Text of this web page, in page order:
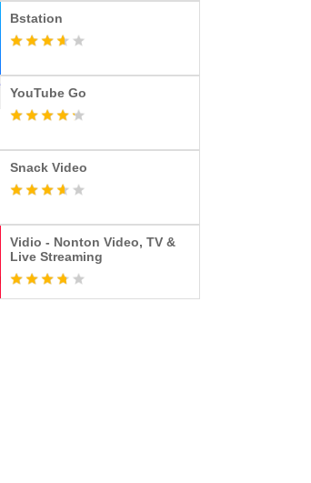
Bstation
YouTube Go
Snack Video
Vidio - Nonton Video, TV &
Live Streaming